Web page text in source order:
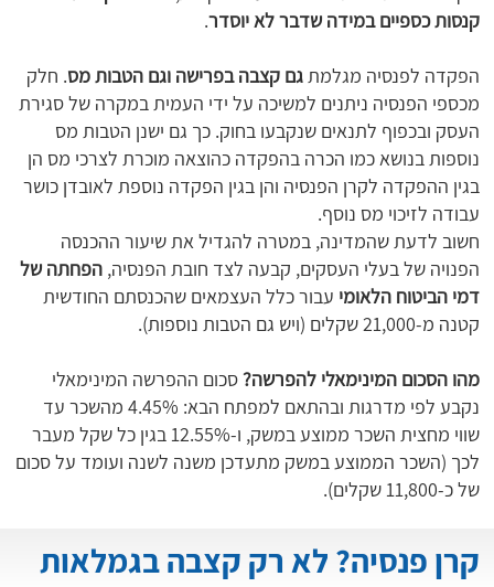
קנסות כספיים במידה שדבר לא יוסדר.
הפקדה לפנסיה מגלמתגם קצבה בפרישה וגם הטבות מס. חלק
מכספי הפנסיה ניתנים למשיכה על ידי העמית במקרה של סגירת
העסק ובכפוף לתנאים שנקבעו בחוק. כך גם ישנן הטבות מס
נוספות בנושא כמו הכרה בהפקדה כהוצאה מוכרת לצרכי מס הן
בגין ההפקדה לקרן הפנסיה והן בגין הפקדה נוספת לאובדן כושר
עבודה לזיכוי מס נוסף.
חשוב לדעת שהמדינה, במטרה להגדיל את שיעור ההכנסה
הפנויה של בעלי העסקים, קבעה לצד חובת הפנסיה,הפחתה של
דמי הביטוח הלאומי עבור כלל העצמאים שהכנסתם החודשית
קטנה מ-21,000 שקלים (ויש גם הטבות נוספות).
מהו הסכום המינימאלי להפרשה?סכום ההפרשה המינימאלי
נקבע לפי מדרגות ובהתאם למפתח הבא: 4.45% מהשכר עד
שווי מחצית השכר ממוצע במשק, ו-12.55% בגין כל שקל מעבר
לכך (השכר הממוצע במשק מתעדכן משנה לשנה ועומד על סכום
של כ-11,800 שקלים).
קרן פנסיה? לא רק קצבה בגמלאות